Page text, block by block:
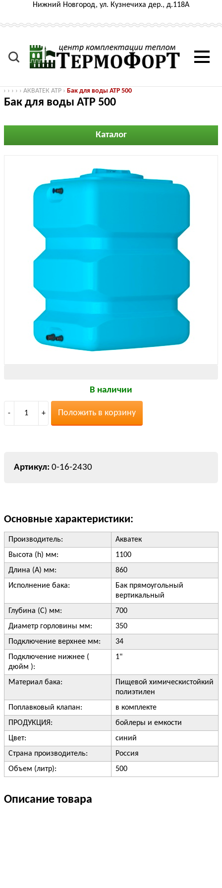
Нижний Новгород, ул. Кузнечиха дер., д.118А
› › › › › АКВАТЕК ATP › Бак для воды ATP 500
Бак для воды ATP 500
Каталог
В наличии
- 1 + Положить в корзину
0-16-2430
Основные характеристики:
Производитель:
Акватек
Высота (h) мм:
1100
Длина (А) мм:
860
Исполнение бака:
Бак прямоугольный
вертикальный
Глубина (С) мм:
700
Диаметр горловины мм:
350
Подключение верхнее мм:
34
Подключение нижнее (
дюйм ):
1"
Материал бака:
Пищевой химическистойкий
полиэтилен
Поплавковый клапан:
в комплекте
ПРОДУКЦИЯ:
бойлеры и емкости
Цвет:
синий
Страна производитель:
Россия
Объем (литр):
500
Описание товара